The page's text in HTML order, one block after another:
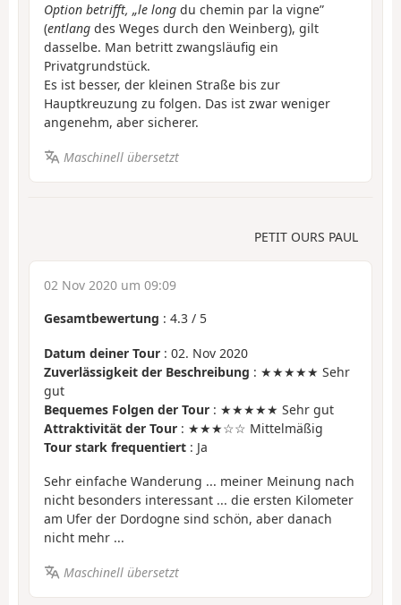
Option betrifft, „le long du chemin par la vigne”
(entlang des Weges durch den Weinberg), gilt
dasselbe. Man betritt zwangsläufig ein
Privatgrundstück.
Es ist besser, der kleinen Straße bis zur
Hauptkreuzung zu folgen. Das ist zwar weniger
angenehm, aber sicherer.
Maschinell übersetzt
PETIT OURS PAUL
02 Nov 2020 um 09:09
Gesamtbewertung : 4.3 / 5
Datum deiner Tour : 02. Nov 2020
Zuverlässigkeit der Beschreibung : ★★★★★ Sehr
gut
Bequemes Folgen der Tour : ★★★★★ Sehr gut
Attraktivität der Tour : ★★★☆☆ Mittelmäßig
Tour stark frequentiert : Ja
Sehr einfache Wanderung ... meiner Meinung nach
nicht besonders interessant ... die ersten Kilometer
am Ufer der Dordogne sind schön, aber danach
nicht mehr ...
Maschinell übersetzt